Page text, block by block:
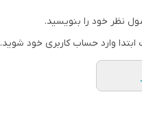
نظر خود را بنویسید.
ابتدا وارد حساب کاربری خود شوید.